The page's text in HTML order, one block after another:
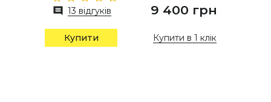
13 відгуків 9 400 грн
Купити Купити в 1 клік